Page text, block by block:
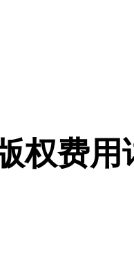
权费用